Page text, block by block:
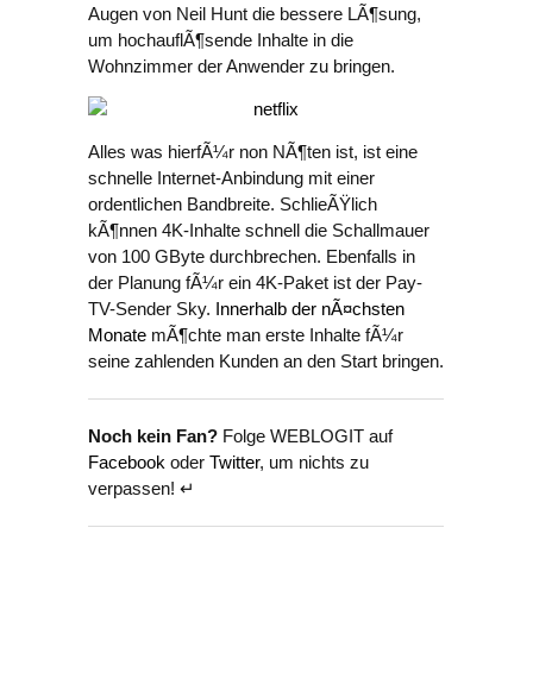
Augen von Neil Hunt die bessere LÃ¶sung,
um hochauflÃ¶sende Inhalte in die
Wohnzimmer der Anwender zu bringen.
Alles was hierfÃ¼r non NÃ¶ten ist, ist eine
schnelle Internet-Anbindung mit einer
ordentlichen Bandbreite. SchlieÃŸlich
kÃ¶nnen 4K-Inhalte schnell die Schallmauer
von 100 GByte durchbrechen. Ebenfalls in
der Planung fÃ¼r ein 4K-Paket ist der Pay-
TV-Sender Sky. Innerhalb der nÃ¤chsten
Monate mÃ¶chte man erste Inhalte fÃ¼r
seine zahlenden Kunden an den Start bringen.
Noch kein Fan? Folge WEBLOGIT auf
Facebook oder Twitter, um nichts zu
verpassen! ↵